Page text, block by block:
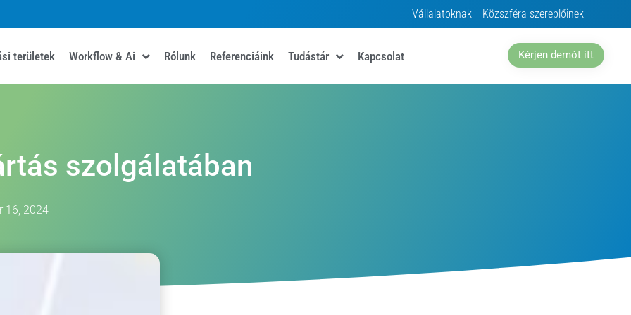
Vállalatoknak Közszféra szereplőinek
területek Workflow & Ai Rólunk Referenciáink Tudástár Kapcsolat Kérjen demót itt
szolgálatában
16, 2024